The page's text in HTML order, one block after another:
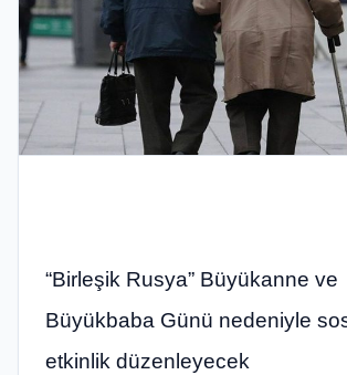
“Birleşik Rusya” Büyükanne ve
Büyükbaba Günü nedeniyle
etkinlik düzenleyecek